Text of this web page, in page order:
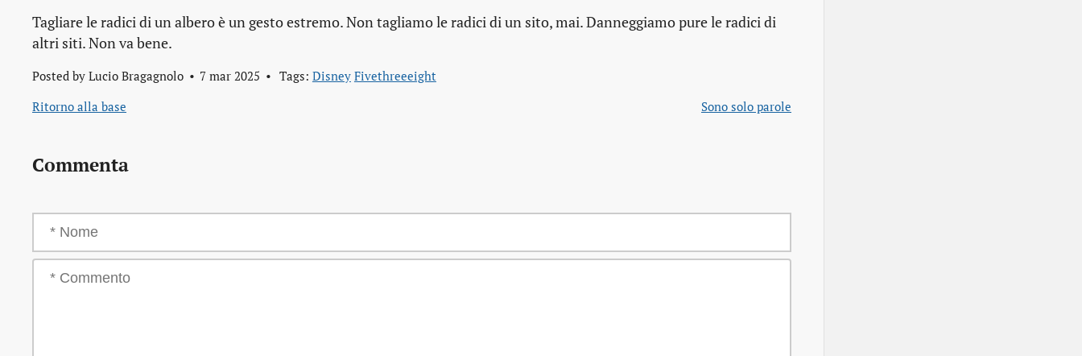
Tagliare le radici di un albero è un gesto estremo. Non tagliamo le radici di un sito, mai. Danneggiamo pure le radici di
altri siti. Non va bene.
Posted by Lucio Bragagnolo 7 mar 2025 Tags: Disney Fivethreeeight
Ritorno alla base
Sono solo parole
Commenta